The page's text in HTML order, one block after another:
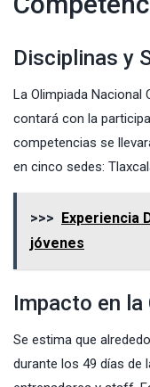
Disciplinas y
La Olimpiada Nacional
contará con la
competencias se
en cinco sedes:
>>> Experiencia
jóvenes
Impacto en la
Se estima que
durante los 49 días de